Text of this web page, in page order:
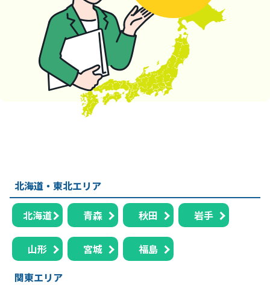
北海道・東北エリア
北海道 青森 秋田 岩手
山形 宮城
福島
関東エリア